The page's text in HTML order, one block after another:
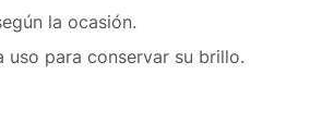
la ocasión.
uso para conservar su brillo.